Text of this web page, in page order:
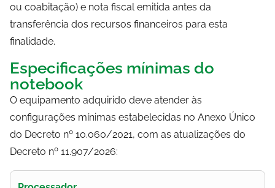
ou coabitação) e nota fiscal emitida antes da
transferência dos recursos financeiros para esta
finalidade.
Especificações mínimas do
notebook
O equipamento adquirido deve atender às
configurações mínimas estabelecidas no Anexo Único
do Decreto nº 10.060/2021, com as atualizações do
Decreto nº 11.907/2026: